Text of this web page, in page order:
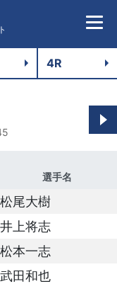
選手名
松尾大樹
井上将志
松本一志
武田和也